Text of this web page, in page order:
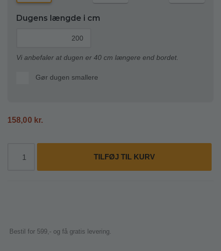
Dugens længde i cm
Vi anbefaler at dugen er 40 cm længere end bordet.
Gør dugen smallere
158,00 kr.
TILFØJ TIL KURV
Bestil for 599,- og få gratis levering.